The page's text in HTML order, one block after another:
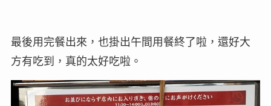
最後用完餐出來，也掛出午間用餐終了啦，還好大
方有吃到，真的太好吃啦。